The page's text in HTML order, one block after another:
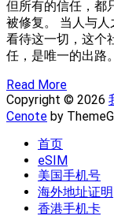
但所有的信任，都
被修复。 当人与
看待这一切，这个
任，是唯一的出路
Read More
Copyright © 2026
Cenote by
首页
eSIM
美国手机号
海外地址证明
香港手机卡